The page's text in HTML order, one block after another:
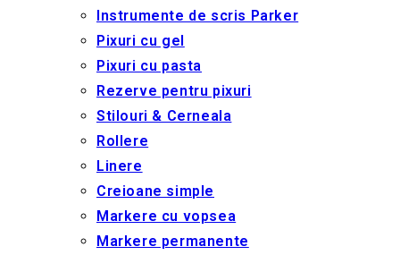
Instrumente de scris Parker
Pixuri cu gel
Pixuri cu pasta
Rezerve pentru pixuri
Stilouri & Сerneala
Rollere
Linere
Creioane simple
Markere cu vopsea
Markere permanente